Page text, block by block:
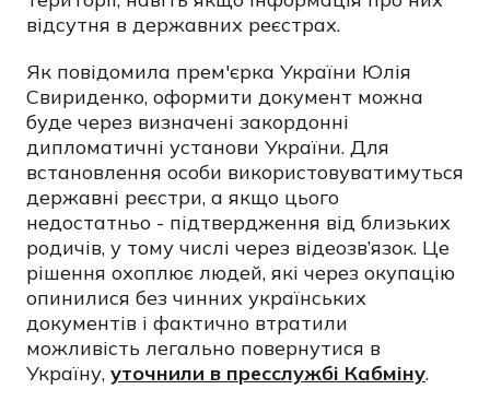
відсутня в державних реєстрах.
Як повідомила прем'єрка України Юлія
Свириденко, оформити документ можна
буде через визначені закордонні
дипломатичні установи України. Для
встановлення особи використовуватимуться
державні реєстри, а якщо цього
недостатньо - підтвердження від близьких
родичів, у тому числі через відеозв’язок. Це
рішення охоплює людей, які через окупацію
опинилися без чинних українських
документів і фактично втратили
можливість легально повернутися в
Україну, уточнили в пресслужбі Кабміну.